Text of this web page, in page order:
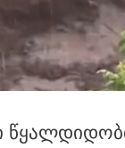
15 წლით
კაბაევას